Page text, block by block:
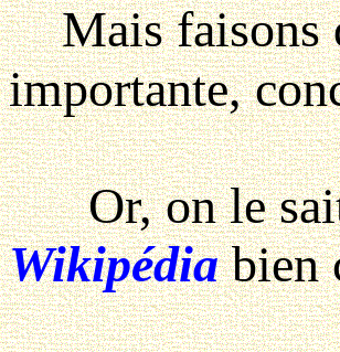
Mais faisons
importante,
Or, on le sait,
Wikipédiabien